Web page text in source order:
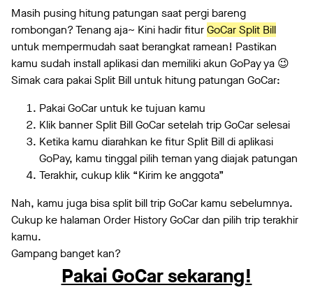
Masih pusing hitung patungan saat pergi bareng
rombongan? Tenang aja~ Kini hadir fiturGoCar Split Bill
untuk mempermudah saat berangkat ramean! Pastikan
kamu sudah install aplikasi dan memiliki akun GoPay ya 😉
Simak cara pakai Split Bill untuk hitung patungan GoCar:
Pakai GoCar untuk ke tujuan kamu
Klik banner Split Bill GoCar setelah trip GoCar selesai
Ketika kamu diarahkan ke fitur Split Bill di aplikasi
GoPay, kamu tinggal pilih teman yang diajak patungan
Terakhir, cukup klik “Kirim ke anggota”
Nah, kamu juga bisa split bill trip GoCar kamu sebelumnya.
Cukup ke halaman Order History GoCar dan pilih trip terakhir
kamu.
Gampang banget kan?
Pakai GoCar sekarang!